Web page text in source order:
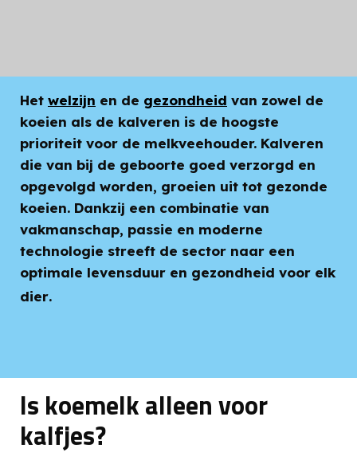
Het welzijn en de gezondheid van zowel de
koeien als de kalveren is de hoogste
prioriteit voor de melkveehouder. Kalveren
die van bij de geboorte goed verzorgd en
opgevolgd worden, groeien uit tot gezonde
koeien. Dankzij een combinatie van
vakmanschap, passie en moderne
technologie streeft de sector naar een
optimale levensduur en gezondheid voor elk
dier.
Is koemelk alleen voor
kalfjes?